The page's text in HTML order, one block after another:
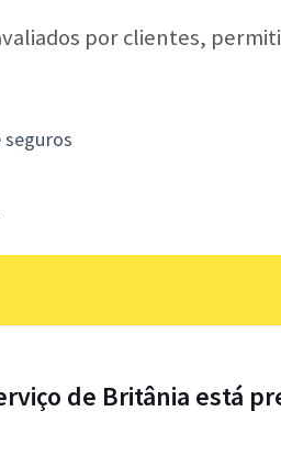
por clientes,
de Britânia está